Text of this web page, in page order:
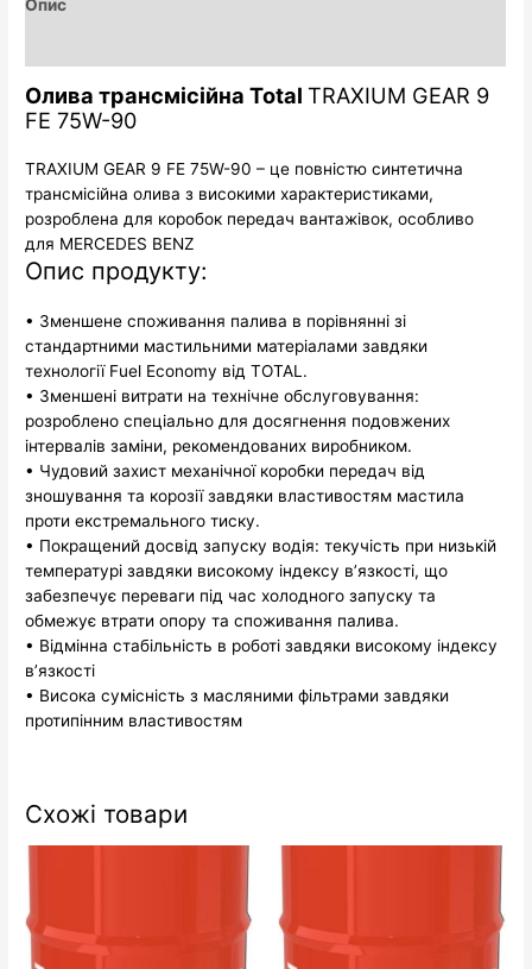
Опис
Олива трансмісійна TotalTRAXIUM GEAR 9
FE 75W-90
TRAXIUM GEAR 9 FE 75W-90 – це повністю синтетична
трансмісійна олива з високими характеристиками,
розроблена для коробок передач вантажівок, особливо
для MERCEDES BENZ
Опис продукту:
• Зменшене споживання палива в порівнянні зі
стандартними мастильними матеріалами завдяки
технології Fuel Economy від TOTAL.
• Зменшені витрати на технічне обслуговування:
розроблено спеціально для досягнення подовжених
інтервалів заміни, рекомендованих виробником.
• Чудовий захист механічної коробки передач від
зношування та корозії завдяки властивостям мастила
проти екстремального тиску.
• Покращений досвід запуску водія: текучість при низькій
температурі завдяки високому індексу в’язкості, що
забезпечує переваги під час холодного запуску та
обмежує втрати опору та споживання палива.
• Відмінна стабільність в роботі завдяки високому індексу
в’язкості
• Висока сумісність з масляними фільтрами завдяки
протипінним властивостям
Схожі товари